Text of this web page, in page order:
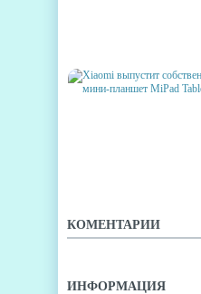
КОМЕНТАРИИ
ИНФОРМАЦИЯ